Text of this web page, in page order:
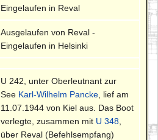
Eingelaufen in Reval
Ausgelaufen von Reval -
Eingelaufen in Helsinki
U 242, unter Oberleutnant zur
See Karl-Wilhelm Pancke , lief am
11.07.1944 von Kiel aus. Das Boot
verlegte, zusammen mit U 348
über Reval (Befehlsempfang)